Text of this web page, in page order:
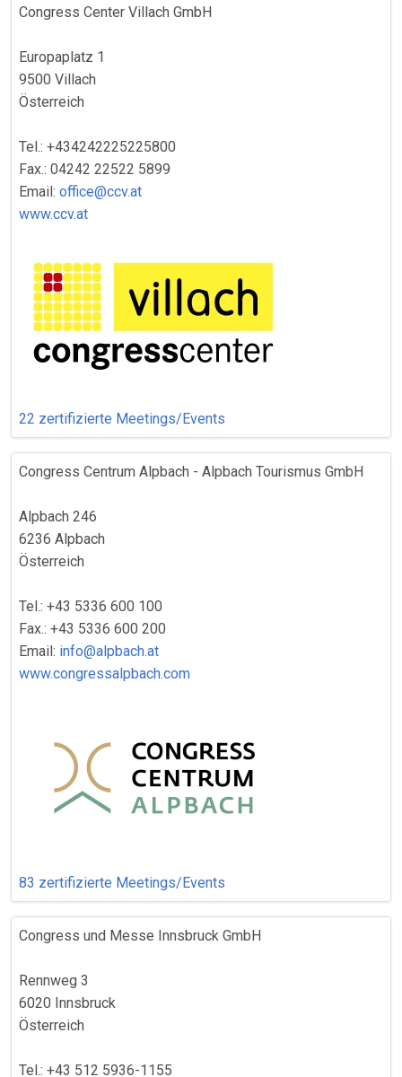
Congress Center Villach GmbH
Europaplatz 1
9500 Villach
Österreich
Tel.: +434242225225800
Fax.: 04242 22522 5899
Email: office@ccv.at
www.ccv.at
22 zertifizierte Meetings/Events
Congress Centrum Alpbach - Alpbach Tourismus GmbH
Alpbach 246
6236 Alpbach
Österreich
Tel.: +43 5336 600 100
Fax.: +43 5336 600 200
Email: info@alpbach.at
www.congressalpbach.com
83 zertifizierte Meetings/Events
Congress und Messe Innsbruck GmbH
Rennweg 3
6020 Innsbruck
Österreich
Tel.: +43 512 5936-1155